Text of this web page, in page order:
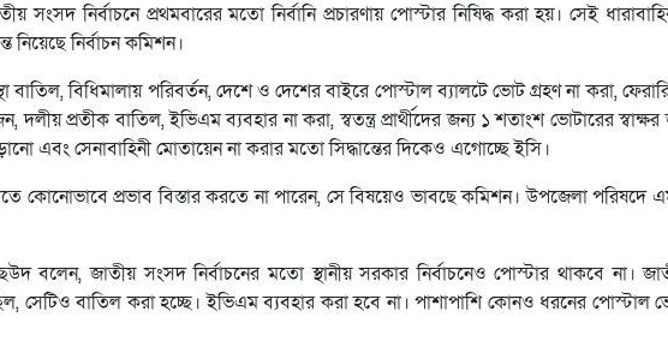
নির্বাচনে প্রথমবারের মতো নির্বানি প্রচারণায় পোস্টার নিষিদ্ধ করা হয়। সেই
নিয়েছে নির্বাচন কমিশন।
বিধিমালায় পরিবর্তন, দেশে ও দেশের বাইরে পোস্টাল ব্যালটে ভোট গ্রহণ না করা,
দলীয় প্রতীক বাতিল, ইভিএম ব্যবহার না করা, স্বতন্ত্র প্রার্থীদের জন্য ১ শতাংশ ভোটারের
এবং সেনাবাহিনী মোতায়েন না করার মতো সিদ্ধান্তের দিকেও এগোচ্ছে ইসি।
কোনোভাবে প্রভাব বিস্তার করতে না পারেন, সে বিষয়েও ভাবছে কমিশন। উপজেলা পরিষদে
বলেন, জাতীয় সংসদ নির্বাচনের মতো স্থানীয় সরকার নির্বাচনেও পোস্টার থাকবে না।
সেটিও বাতিল করা হচ্ছে। ইভিএম ব্যবহার করা হবে না। পাশাপাশি কোনও ধরনের পোস্টাল